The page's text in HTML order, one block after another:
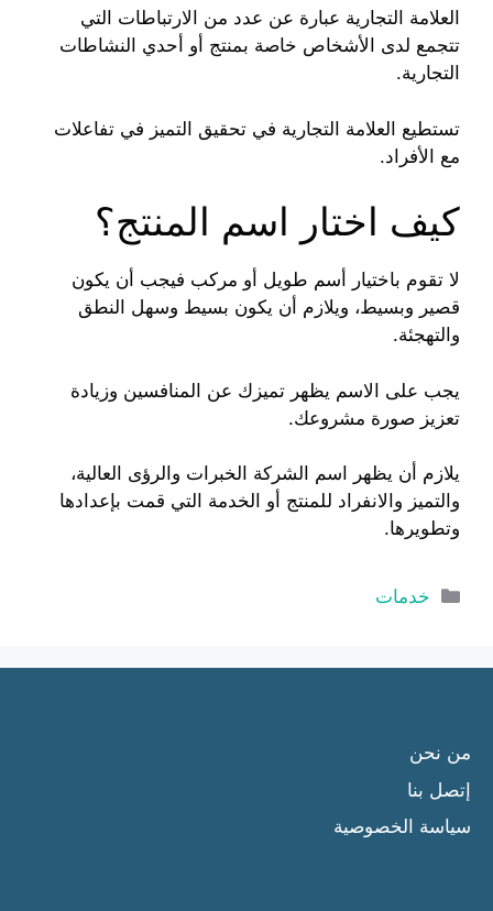
العلامة التجارية عبارة عن عدد من الارتباطات التي
تتجمع لدى الأشخاص خاصة بمنتج أو أحدي النشاطات
التجارية.
تستطيع العلامة التجارية في تحقيق التميز في تفاعلات
مع الأفراد.
كيف اختار اسم المنتج؟
لا تقوم باختيار أسم طويل أو مركب فيجب أن يكون
قصير وبسيط، ويلازم أن يكون بسيط وسهل النطق
والتهجئة.
يجب على الاسم يظهر تميزك عن المنافسين وزيادة
تعزيز صورة مشروعك.
يلازم أن يظهر اسم الشركة الخبرات والرؤى العالية،
والتميز والانفراد للمنتج أو الخدمة التي قمت بإعدادها
وتطويرها.
التصنيفات
خدمات
من نحن
إتصل بنا
سياسة الخصوصية